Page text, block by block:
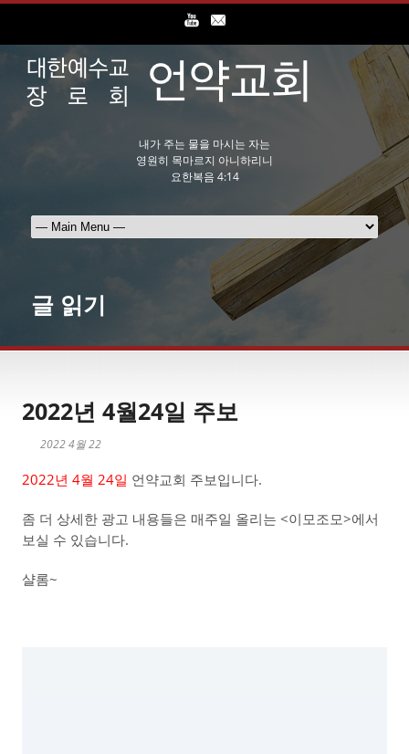
내가 주는 물을 마시는 자는
영원히 목마르지 아니하리니
요한복음 4:14
글 읽기
2022년 4월24일 주보
2022 4월 22
2022년 4월 24일 언약교회 주보입니다.
좀 더 상세한 광고 내용들은 매주일 올리는 <이모조모>에서
보실 수 있습니다.
샬롬~